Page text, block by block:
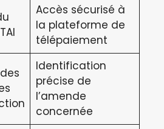
Accès sécurisé à
la plateforme de
télépaiement
Identification
précise de
l’amende
concernée